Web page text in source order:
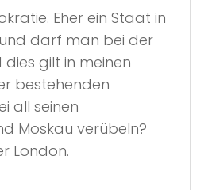
Eher ein Staat in
und darf man bei der
gilt in meinen
bestehenden
all seinen
Moskau verübeln?
London.